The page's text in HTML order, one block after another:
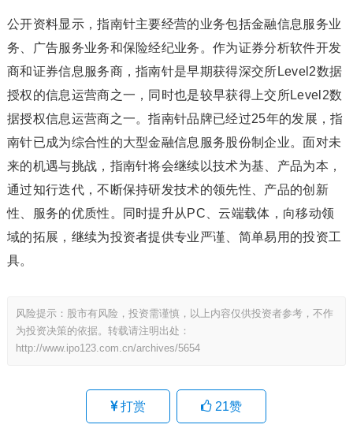
公开资料显示，指南针主要经营的业务包括金融信息服务业
务、广告服务业务和保险经纪业务。作为证券分析软件开发
商和证券信息服务商，指南针是早期获得深交所Level2数据
授权的信息运营商之一，同时也是较早获得上交所Level2数
据授权信息运营商之一。指南针品牌已经过25年的发展，指
南针已成为综合性的大型金融信息服务股份制企业。面对未
来的机遇与挑战，指南针将会继续以技术为基、产品为本，
通过知行迭代，不断保持研发技术的领先性、产品的创新
性、服务的优质性。同时提升从PC、云端载体，向移动领
域的拓展，继续为投资者提供专业严谨、简单易用的投资工
具。
风险提示：股市有风险，投资需谨慎，以上内容仅供投资者参考，不作
为投资决策的依据。转载请注明出处：
http://www.ipo123.com.cn/archives/5654
打赏 21赞